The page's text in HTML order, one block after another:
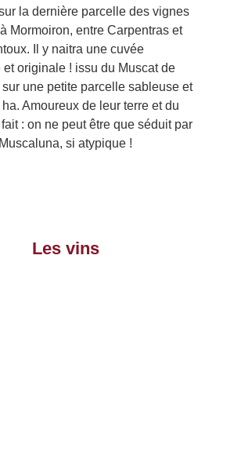
la dernière parcelle des vignes
Mormoiron, entre Carpentras et
Il y naitra une cuvée
et originale ! issu du Muscat de
sur une petite parcelle sableuse et
ha. Amoureux de leur terre et du
: on ne peut être que séduit par
si atypique !
Les vins